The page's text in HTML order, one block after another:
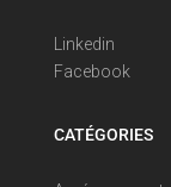
Linkedin
Facebook
CATÉGORIES